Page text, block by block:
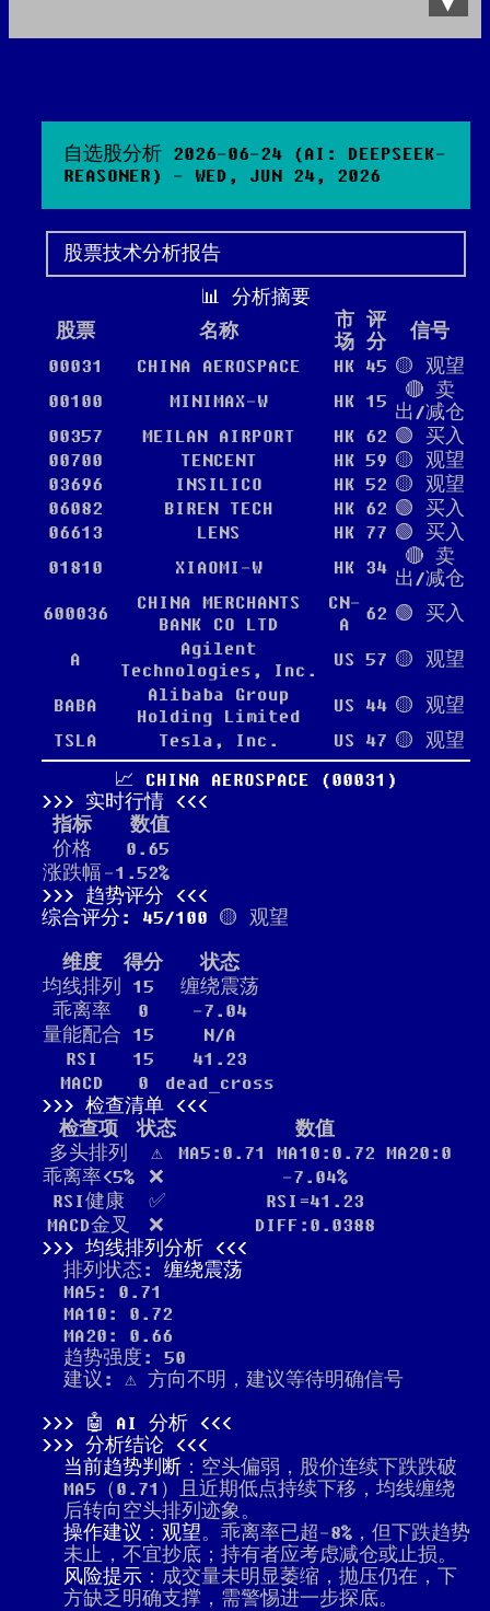
自选股分析 2026-06-24 (AI: DEEPSEEK-
REASONER) - WED, JUN 24, 2026
股票技术分析报告
📊 分析摘要
股票
名称
市
场
评
分
信号
00031
CHINA AEROSPACE HK 45 🟡 观望
00100
MINIMAX-W HK 15
🔴 卖
出/减仓
00357
MEILAN AIRPORT HK 62 🟢 买入
00700
TENCENT HK 59 🟡 观望
03696
INSILICO HK 52 🟡 观望
06082
BIREN TECH HK 62 🟢 买入
06613
LENS HK 77 🟢 买入
01810
XIAOMI-W HK 34
🔴 卖
出/减仓
600036
CHINA MERCHANTS
BANK CO LTD
CN-
A
62 🟢 买入
A
Agilent
Technologies, Inc.
US 57 🟡 观望
BABA
Alibaba Group
Holding Limited
US 44 🟡 观望
TSLA
Tesla, Inc. US 47 🟡 观望
📈 CHINA AEROSPACE (00031)
实时行情
指标
数值
价格
0.65
涨跌幅 -1.52%
趋势评分
综合评分: 45/100 🟡 观望
维度 得分
状态
均线排列
15
缠绕震荡
乖离率
0
-7.04
量能配合 15
N/A
RSI
15
41.23
MACD
0
dead_cross
检查清单
检查项
状态
数值
多头排列
⚠️
MA5:0.71 MA10:0.72 MA20:0
乖离率<5%
❌
-7.04%
RSI健康
✅
RSI=41.23
MACD金叉
❌
DIFF:0.0388
均线排列分析
排列状态: 缠绕震荡
MA5: 0.71
MA10: 0.72
MA20: 0.66
趋势强度: 50
建议: ⚠️ 方向不明，建议等待明确信号
🤖 AI 分析
分析结论
当前趋势判断 ：空头偏弱，股价连续下跌跌破
MA5（0.71）且近期低点持续下移，均线缠绕
后转向空头排列迹象。
操作建议 ： 观望。乖离率已超-8%，但下跌趋势
未止，不宜抄底；持有者应考虑减仓或止损。
风险提示 ：成交量未明显萎缩，抛压仍在，下
方缺乏明确支撑，需警惕进一步探底。